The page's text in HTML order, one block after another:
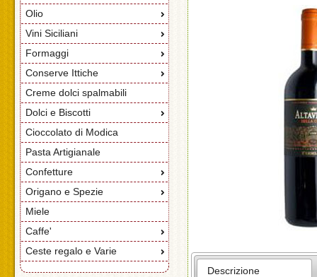
Olio
Vini Siciliani
Formaggi
Conserve Ittiche
Creme dolci spalmabili
Dolci e Biscotti
Cioccolato di Modica
Pasta Artigianale
Confetture
Origano e Spezie
Miele
Caffe'
Ceste regalo e Varie
Descrizione